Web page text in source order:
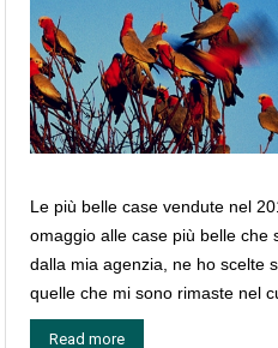
Le più belle case vendute nel
omaggio alle case più belle che
dalla mia agenzia, ne ho scelte
quelle che mi sono rimaste nel
Read more